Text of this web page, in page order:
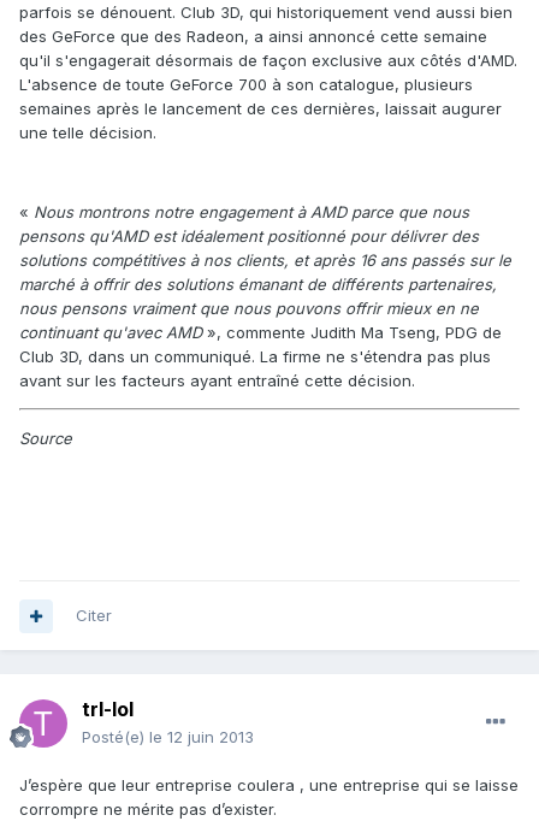
parfois se dénouent. Club 3D, qui historiquement vend aussi bien
des GeForce que des Radeon, a ainsi annoncé cette semaine
qu'il s'engagerait désormais de façon exclusive aux côtés d'AMD.
L'absence de toute GeForce 700 à son catalogue, plusieurs
semaines après le lancement de ces dernières, laissait augurer
une telle décision.
« Nous montrons notre engagement à AMD parce que nous
pensons qu'AMD est idéalement positionné pour délivrer des
solutions compétitives à nos clients, et après 16 ans passés sur le
marché à offrir des solutions émanant de différents partenaires,
nous pensons vraiment que nous pouvons offrir mieux en ne
continuant qu'avec AMD», commente Judith Ma Tseng, PDG de
Club 3D, dans un communiqué. La firme ne s'étendra pas plus
avant sur les facteurs ayant entraîné cette décision.
Source
Citer
trl-lol
Posté(e) le 12 juin 2013
J’espère que leur entreprise coulera , une entreprise qui se laisse
corrompre ne mérite pas d’exister.